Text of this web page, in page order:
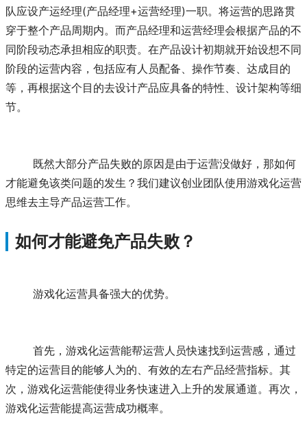
队应设产运经理(产品经理+运营经理)一职。将运营的思路贯
穿于整个产品周期内。而产品经理和运营经理会根据产品的不
同阶段动态承担相应的职责。在产品设计初期就开始设想不同
阶段的运营内容，包括应有人员配备、操作节奏、达成目的
等，再根据这个目的去设计产品应具备的特性、设计架构等细
节。
才能避免该类问题的发生？我们建议创业团队使用游戏化运营
思维去主导产品运营工作。
如何才能避免产品失败？
	游戏化运营具备强大的优势。
特定的运营目的能够人为的、有效的左右产品经营指标。其
次，游戏化运营能使得业务快速进入上升的发展通道。再次，
游戏化运营能提高运营成功概率。